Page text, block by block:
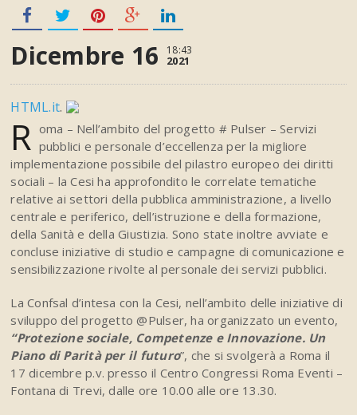
Dicembre 16 18:43
2021
HTML.it.
R oma – Nell’ambito del progetto # Pulser – Servizi
pubblici e personale d’eccellenza per la migliore
implementazione possibile del pilastro europeo dei diritti
sociali – la Cesi ha approfondito le correlate tematiche
relative ai settori della pubblica amministrazione, a livello
centrale e periferico, dell’istruzione e della formazione,
della Sanità e della Giustizia. Sono state inoltre avviate e
concluse iniziative di studio e campagne di comunicazione e
sensibilizzazione rivolte al personale dei servizi pubblici.
La Confsal d’intesa con la Cesi, nell’ambito delle iniziative di
sviluppo del progetto @Pulser, ha organizzato un evento,
“Protezione sociale, Competenze e Innovazione. Un
Piano di Parità per il futuro”, che si svolgerà a Roma il
17 dicembre p.v. presso il Centro Congressi Roma Eventi –
Fontana di Trevi, dalle ore 10.00 alle ore 13.30.